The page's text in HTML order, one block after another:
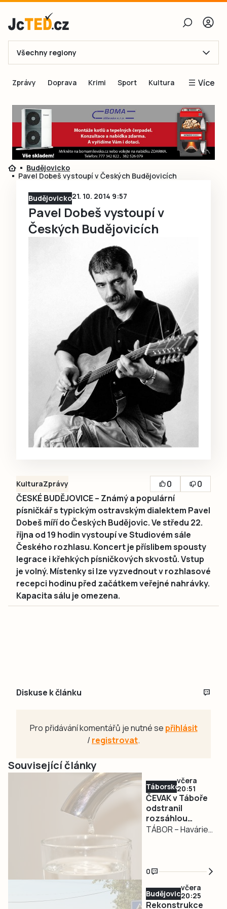
E-mail
Obnovit heslo
Přihlásit se
Přihlásit se přes Facebook
Ještě nemám účet, chci se
Všechny regiony
Zprávy Doprava Krimi Sport Kultura Více
Blogy
Inspirace
Čtenáři píší
Speciální přílohy
Budějovicko
Pavel Dobeš vystoupí v Českých Budějovicích
Budějovicko21. 10. 2014 9:57
Pavel Dobeš vystoupí v
Českých Budějovicích
KulturaZprávy 0
0
ČESKÉ BUDĚJOVICE – Známý a populární
písničkář s typickým ostravským dialektem Pavel
Dobeš míří do Českých Budějovic. Ve středu 22.
října od 19 hodin vystoupí ve Studiovém sále
Českého rozhlasu. Koncert je příslibem spousty
legrace i křehkých písničkových skvostů. Vstup
je volný. Místenky si lze vyzvednout v rozhlasové
recepci hodinu před začátkem veřejné nahrávky.
Kapacita sálu je omezena.
Diskuse k článku
Pro přidávání komentářů je nutné se přihlásit
/registrovat.
Související články
Táborsko
včera
20:51
ČEVAK v Táboře
odstranil
rozsáhlou
havárii a v půl
TÁBOR – Havárie
odpoledne ocitla
bez vody zhruba
třetina města v
severní části
0
Budějovicko
včera
20:25
Rekonstrukce